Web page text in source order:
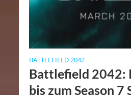
BATTLEFIELD 2042
Battlefield 2042:
bis zum Season 7